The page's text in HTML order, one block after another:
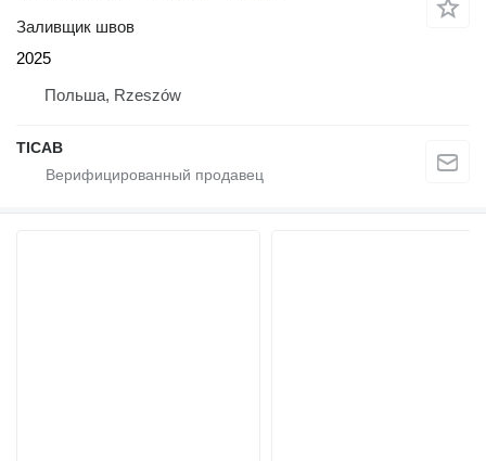
Заливщик швов
2025
Польша, Rzeszów
TICAB